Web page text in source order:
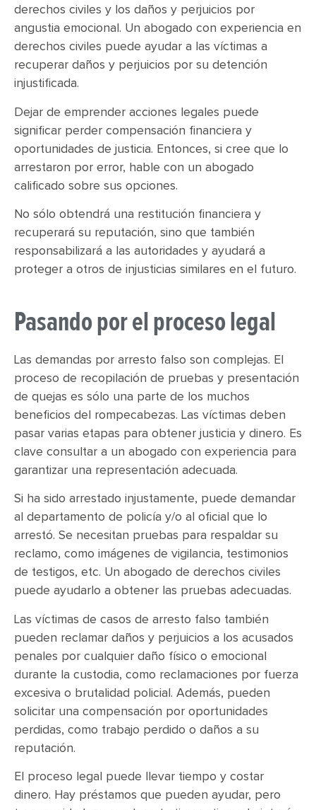
derechos civiles y los daños y perjuicios por
angustia emocional. Un abogado con experiencia en
derechos civiles puede ayudar a las víctimas a
recuperar daños y perjuicios por su detención
injustificada.
Dejar de emprender acciones legales puede
significar perder compensación financiera y
oportunidades de justicia. Entonces, si cree que lo
arrestaron por error, hable con un abogado
calificado sobre sus opciones.
No sólo obtendrá una restitución financiera y
recuperará su reputación, sino que también
responsabilizará a las autoridades y ayudará a
proteger a otros de injusticias similares en el futuro.
Pasando por el proceso legal
Las demandas por arresto falso son complejas. El
proceso de recopilación de pruebas y presentación
de quejas es sólo una parte de los muchos
beneficios del rompecabezas. Las víctimas deben
pasar varias etapas para obtener justicia y dinero. Es
clave consultar a un abogado con experiencia para
garantizar una representación adecuada.
Si ha sido arrestado injustamente, puede demandar
al departamento de policía y/o al oficial que lo
arrestó. Se necesitan pruebas para respaldar su
reclamo, como imágenes de vigilancia, testimonios
de testigos, etc. Un abogado de derechos civiles
puede ayudarlo a obtener las pruebas adecuadas.
Las víctimas de casos de arresto falso también
pueden reclamar daños y perjuicios a los acusados
penales por cualquier daño físico o emocional
durante la custodia, como reclamaciones por fuerza
excesiva o brutalidad policial. Además, pueden
solicitar una compensación por oportunidades
perdidas, como trabajo perdido o daños a su
reputación.
El proceso legal puede llevar tiempo y costar
dinero. Hay préstamos que pueden ayudar, pero